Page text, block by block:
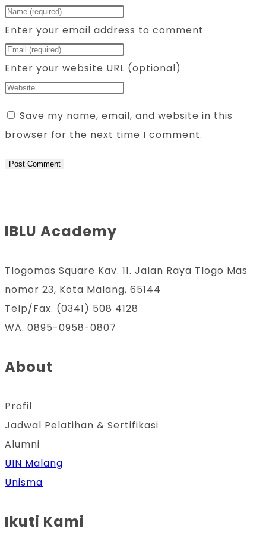
Enter your email address to comment
Enter your website URL (optional)
Save my name, email, and website in this
browser for the next time I comment.
IBLU Academy
Tlogomas Square Kav. 11. Jalan Raya Tlogo Mas
nomor 23, Kota Malang, 65144
Telp/Fax. (0341) 508 4128
WA. 0895-0958-0807
About
Profil
Jadwal Pelatihan & Sertifikasi
Alumni
UIN Malang
Unisma
Ikuti Kami